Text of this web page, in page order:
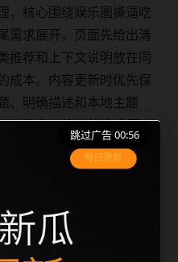
，核心围绕娱乐圈撕逼吃
需求展开。页面先给出清
推荐和上下文说明放在同
成本。内容更新时优先保
、明确描述和本地主题
读信息。第14篇内容用于
、栏目页、首页推荐
说明统一绑定站点主关键
跳过广告 00:56